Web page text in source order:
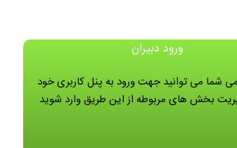
ورود دبیران
شما می توانید جهت ورود به پنل کاربری خود
بخش های مربوطه از این طریق وارد شوید